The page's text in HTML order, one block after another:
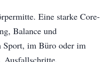
Eine starke Core-
Balance und
Sport, im Büro oder im
Ausfallschritte,